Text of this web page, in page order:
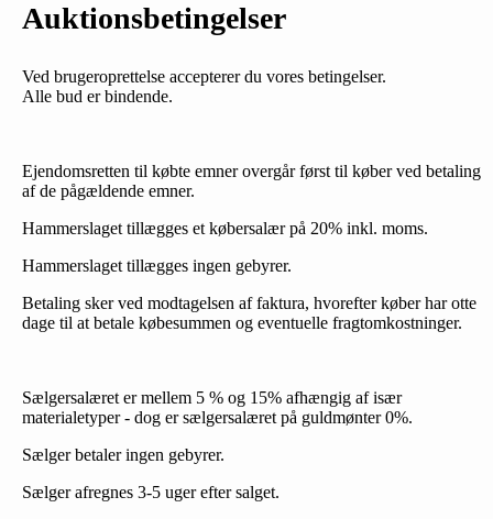
Auktionsbetingelser
Ved brugeroprettelse accepterer du vores betingelser.
Alle bud er bindende.
Ejendomsretten til købte emner overgår først til køber ved betaling
af de pågældende emner.
Hammerslaget tillægges et købersalær på 20% inkl. moms.
Hammerslaget tillægges ingen gebyrer.
Betaling sker ved modtagelsen af faktura, hvorefter køber har otte
dage til at betale købesummen og eventuelle fragtomkostninger.
Sælgersalæret er mellem 5 % og 15% afhængig af især
materialetyper - dog er sælgersalæret på guldmønter 0%.
Sælger betaler ingen gebyrer.
Sælger afregnes 3-5 uger efter salget.